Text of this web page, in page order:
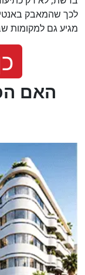
לכך שהמאבק
מגיע גם למקומות
?האם